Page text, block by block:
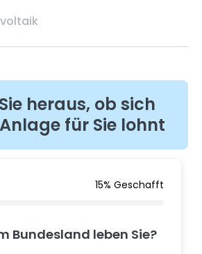
heraus, ob sich
für Sie lohnt
15% Geschafft
Bundesland leben Sie?